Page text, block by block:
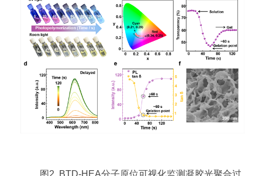
图2. BTD-HEA分子原位可视化监测凝胶光聚合过